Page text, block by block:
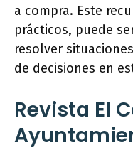
a compra. Este
prácticos, puede
resolver
de decisiones en
Revista El